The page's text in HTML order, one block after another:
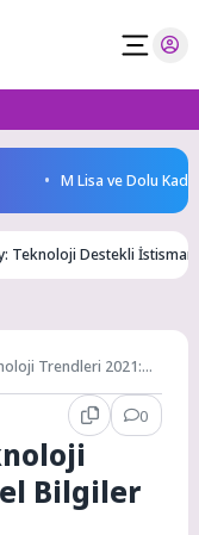
M Lisa ve Dolu Kadehi
Teknoloji Destekli İstismar
Trendleri 2021:
0
Bilgiler